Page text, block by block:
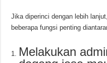
Jika diperinci dengan lebih
beberapa fungsi penting
Melakukan